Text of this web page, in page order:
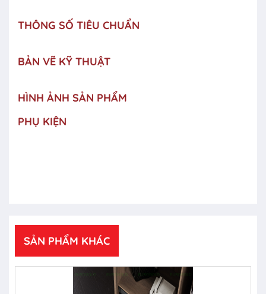
THÔNG SỐ TIÊU CHUẨN
BẢN VẼ KỸ THUẬT
HÌNH ẢNH SẢN PHẨM
PHỤ KIỆN
SẢN PHẨM KHÁC